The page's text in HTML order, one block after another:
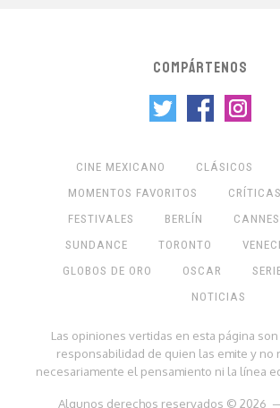
COMPÁRTENOS
CINE MEXICANO CLÁSICOS
MOMENTOS FAVORITOS
CRÍTICAS
FESTIVALES
BERLÍN CANNES
SUNDANCE
TORONTO
GLOBOS DE ORO
OSCAR
NOTICIAS
Las opiniones vertidas en esta página
responsabilidad de quien las emite y no
necesariamente el pensamiento ni la línea
Algunos derechos reservados © 2026